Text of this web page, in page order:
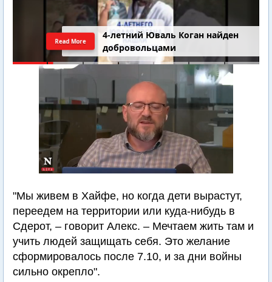
4-летний Юваль Коган найден
добровольцами
Read More
"Мы живем в Хайфе, но когда дети вырастут,
переедем на территории или куда-нибудь в
Сдерот, – говорит Алекс. – Мечтаем жить там и
учить людей защищать себя. Это желание
сформировалось после 7.10, и за дни войны
сильно окрепло".